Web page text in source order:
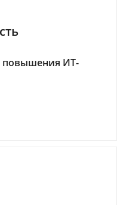
повышения ИТ-